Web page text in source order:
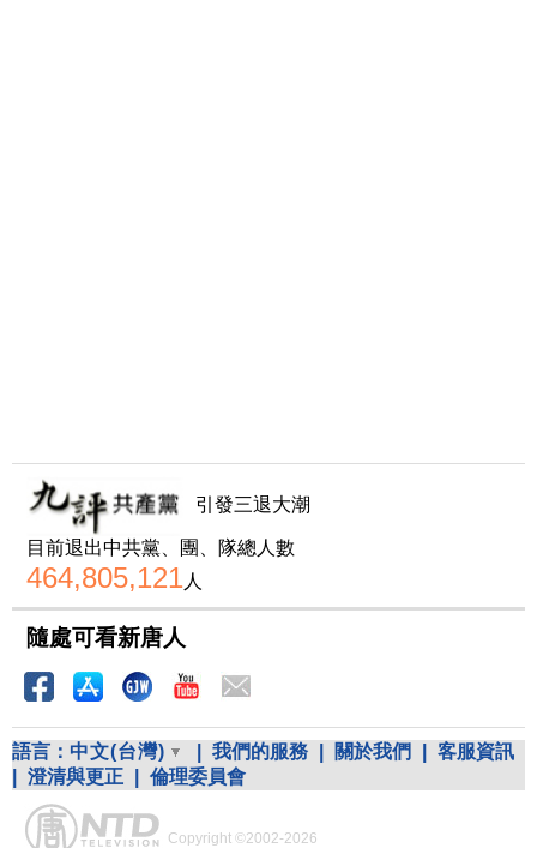
引發三退大潮
目前退出中共黨、團、隊總人數
464,805,121人
隨處可看新唐人
語言： 中文(台灣) 我們的服務 關於我們
客服資訊
澄清與更正 倫理委員會
Copyright ©2002-2026